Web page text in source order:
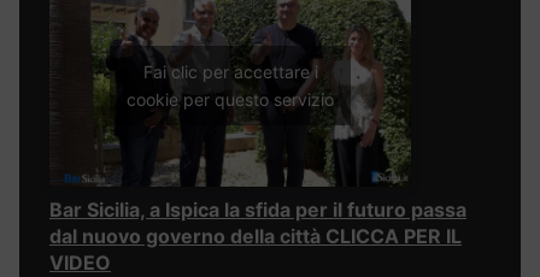
Fai clic per accettare i
cookie per questo servizio
Bar Sicilia, a Ispica la sfida per il futuro passa
dal nuovo governo della città CLICCA PER IL
VIDEO